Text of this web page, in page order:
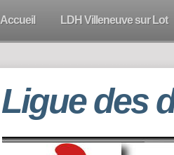
Accueil LDH Villeneuve sur Lot
Ligue des